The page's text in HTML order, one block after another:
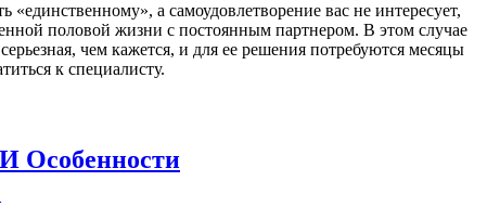
а самоудовлетворение вас не интересует,
половой жизни с постоянным партнером. В этом случае
чем кажется, и для ее решения потребуются месяцы
к специалисту.
Особенности